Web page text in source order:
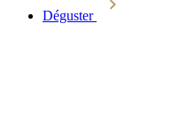
Déguster